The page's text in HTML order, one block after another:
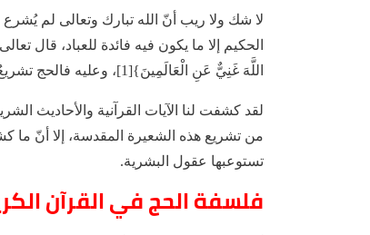
لا شك ولا ريب أنّ الله تبارك وتعالى لم يُشرع
الحكيم إلا ما يكون فيه فائدة للعباد، قال
اللَّهَ غَنِيٌّ عَنِ الْعَالَمِينَ}[1]، وعليه فالحج تشريعٌ إلهيٌ لا يخلو من الأهداف الكثيرة والجمة للعباد.
لقد كشفت لنا الآيات القرآنية والأحاديث
من تشريع هذه الشعيرة المقدسة، إلا أنّ
تستوعبها عقول البشرية.
فلسفة الحج في القرآن